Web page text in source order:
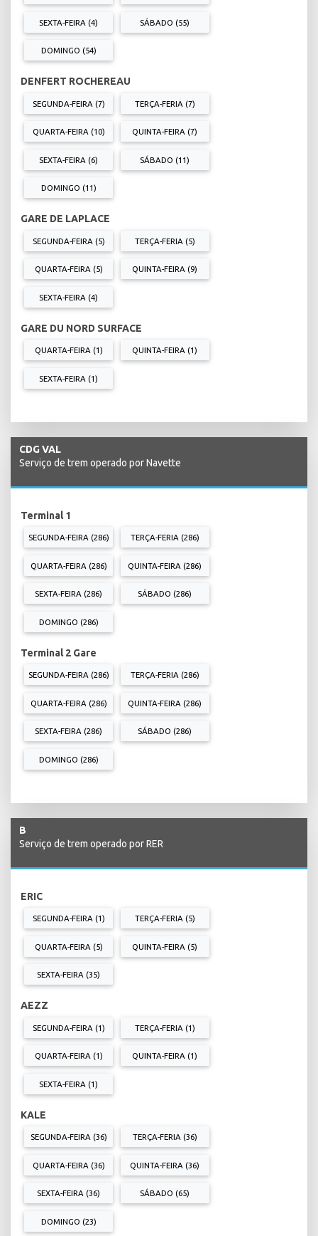
SEXTA-FEIRA (4) SÁBADO (55)
DOMINGO (54)
DENFERT ROCHEREAU
SEGUNDA-FEIRA (7) TERÇA-FERIA (7)
QUARTA-FEIRA (10) QUINTA-FEIRA (7)
SEXTA-FEIRA (6) SÁBADO (11)
DOMINGO (11)
GARE DE LAPLACE
SEGUNDA-FEIRA (5) TERÇA-FERIA (5)
QUARTA-FEIRA (5) QUINTA-FEIRA (9)
SEXTA-FEIRA (4)
GARE DU NORD SURFACE
QUARTA-FEIRA (1) QUINTA-FEIRA (1)
SEXTA-FEIRA (1)
CDG VAL
Serviço de trem operado por Navette
Terminal 1
SEGUNDA-FEIRA (286) TERÇA-FERIA (286)
QUARTA-FEIRA (286) QUINTA-FEIRA (286)
SEXTA-FEIRA (286) SÁBADO (286)
DOMINGO (286)
Terminal 2 Gare
SEGUNDA-FEIRA (286) TERÇA-FERIA (286)
QUARTA-FEIRA (286) QUINTA-FEIRA (286)
SEXTA-FEIRA (286) SÁBADO (286)
DOMINGO (286)
B
Serviço de trem operado por RER
ERIC
SEGUNDA-FEIRA (1) TERÇA-FERIA (5)
QUARTA-FEIRA (5) QUINTA-FEIRA (5)
SEXTA-FEIRA (35)
AEZZ
SEGUNDA-FEIRA (1) TERÇA-FERIA (1)
QUARTA-FEIRA (1) QUINTA-FEIRA (1)
SEXTA-FEIRA (1)
KALE
SEGUNDA-FEIRA (36) TERÇA-FERIA (36)
QUARTA-FEIRA (36) QUINTA-FEIRA (36)
SEXTA-FEIRA (36) SÁBADO (65)
DOMINGO (23)